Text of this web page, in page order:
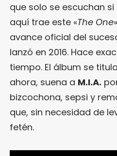
que solo se escuchan
aquí trae este «The One
avance oficial del
lanzó en 2016. Hace
tiempo. El álbum se
ahora, suena a M.I.A.
bizcochona, sepsi y
que, sin necesidad de
fetén.